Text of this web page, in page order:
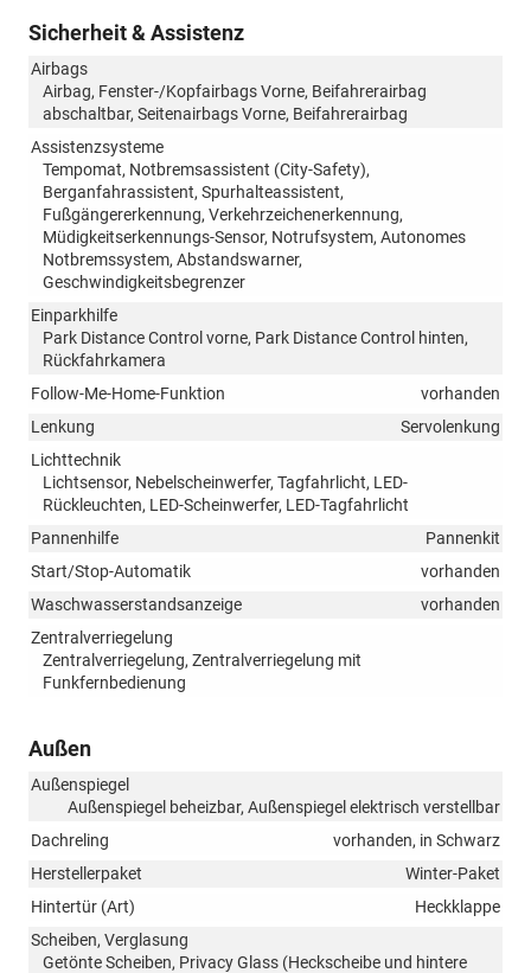
Sicherheit & Assistenz
Airbags
Airbag, Fenster-/Kopfairbags Vorne, Beifahrerairbag
abschaltbar, Seitenairbags Vorne, Beifahrerairbag
Assistenzsysteme
Tempomat, Notbremsassistent (City-Safety),
Berganfahrassistent, Spurhalteassistent,
Fußgängererkennung, Verkehrzeichenerkennung,
Müdigkeitserkennungs-Sensor, Notrufsystem, Autonomes
Notbremssystem, Abstandswarner,
Geschwindigkeitsbegrenzer
Einparkhilfe
Park Distance Control vorne, Park Distance Control hinten,
Rückfahrkamera
Follow-Me-Home-Funktion
vorhanden
Lenkung
Servolenkung
Lichttechnik
Lichtsensor, Nebelscheinwerfer, Tagfahrlicht, LED-
Rückleuchten, LED-Scheinwerfer, LED-Tagfahrlicht
Pannenhilfe
Pannenkit
Start/Stop-Automatik
vorhanden
Waschwasserstandsanzeige
vorhanden
Zentralverriegelung
Zentralverriegelung, Zentralverriegelung mit
Funkfernbedienung
Außen
Außenspiegel
Außenspiegel beheizbar, Außenspiegel elektrisch verstellbar
Dachreling
vorhanden, in Schwarz
Herstellerpaket
Winter-Paket
Hintertür (Art)
Heckklappe
Scheiben, Verglasung
Getönte Scheiben, Privacy Glass (Heckscheibe und hintere